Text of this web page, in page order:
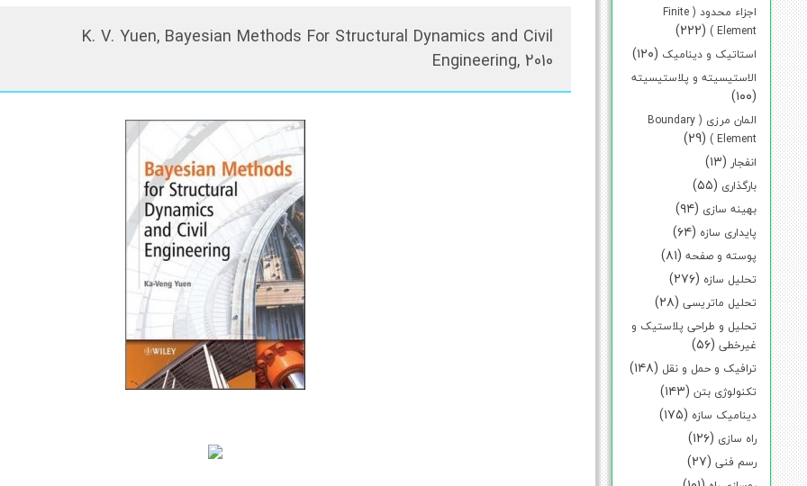
اجزاء محدود ( Finite
Element )
(222)
استاتیک و دینامیک (۱۲۰)
الاستیسیته و پلاستیسیته
(۱۰۰)
المان مرزی ( Boundary
Element )
(29)
انفجار (۱۳)
بارگذاری (۵۵)
بهینه سازی (۹۴)
پایداری سازه (۶۴)
پوسته و صفحه (۸۱)
تحلیل سازه (۲۷۶)
تحلیل ماتریسی (۲۸)
تحلیل و طراحی پلاستیک و
غیرخطی (۵۶)
ترافیک و حمل و نقل (۱۴۸)
تکنولوژی بتن (۱۴۳)
دینامیک سازه (۱۷۵)
راه سازی (۱۲۶)
رسم فنی (۲۷)
K. V. Yuen, Bayesian Methods For Structural Dynamics and Civil
Engineering, 2010